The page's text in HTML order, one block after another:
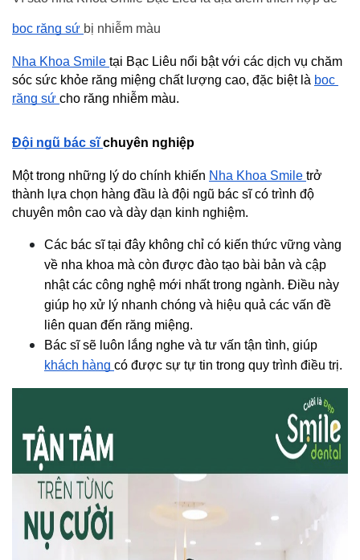
bọc răng sứ bị nhiễm màu
Nha Khoa Smile tại Bạc Liêu nổi bật với các dịch vụ chăm
sóc sức khỏe răng miệng chất lượng cao, đặc biệt là bọc
răng sứ cho răng nhiễm màu.
Đội ngũ bác sĩ chuyên nghiệp
Một trong những lý do chính khiến Nha Khoa Smile trở
thành lựa chọn hàng đầu là đội ngũ bác sĩ có trình độ
chuyên môn cao và dày dạn kinh nghiệm.
Các bác sĩ tại đây không chỉ có kiến thức vững vàng
về nha khoa mà còn được đào tạo bài bản và cập
nhật các công nghệ mới nhất trong ngành. Điều này
giúp họ xử lý nhanh chóng và hiệu quả các vấn đề
liên quan đến răng miệng.
khách hàng có được sự tự tin trong quy trình điều trị.